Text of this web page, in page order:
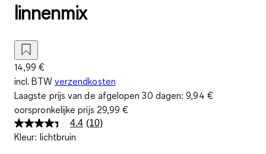
linnenmix
14,99 €
incl. BTW verzendkosten
Laagste prijs van de afgelopen 30 dagen:9,94 €
oorspronkelijke prijs 29,99 €
4.4 Lees
(10)
Kleur: lichtbruin